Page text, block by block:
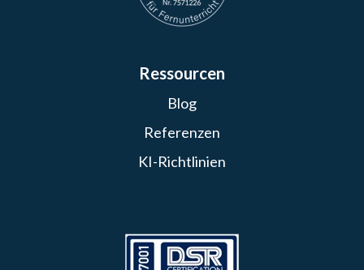
Ressourcen
Blog
Referenzen
KI-Richtlinien